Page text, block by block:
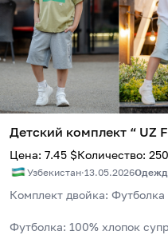
Детский комплект “ UZ
Цена: 7.45 $Количество: 250
Узбекистан·13.05.2026
Комплект двойка:
Футболка: 100% хлопок